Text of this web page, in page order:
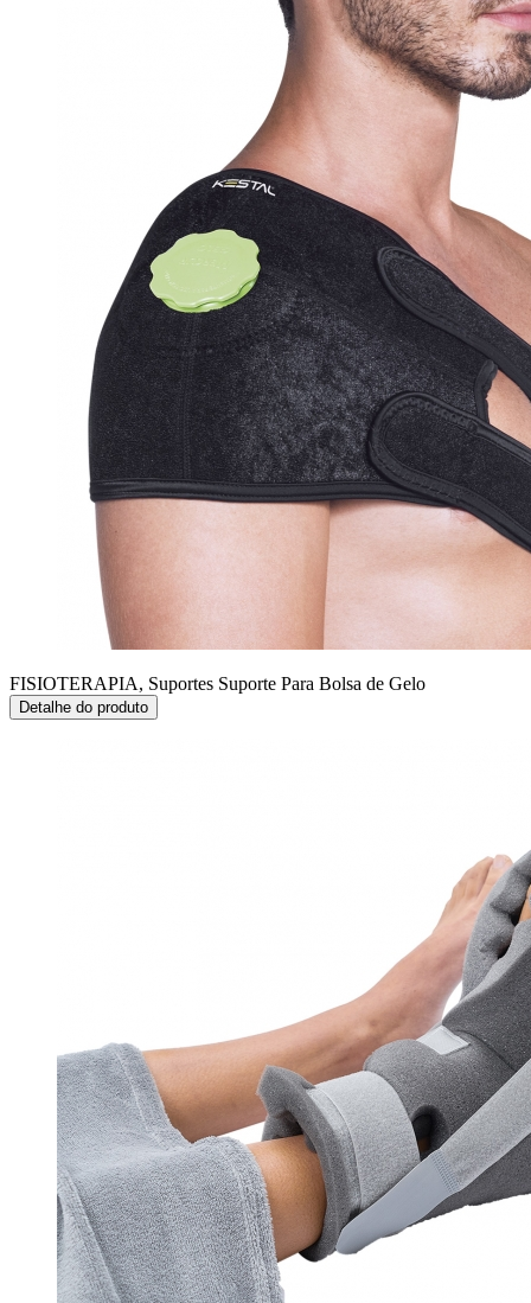
FISIOTERAPIA, Suportes Suporte Para Bolsa de Gelo
Detalhe do produto